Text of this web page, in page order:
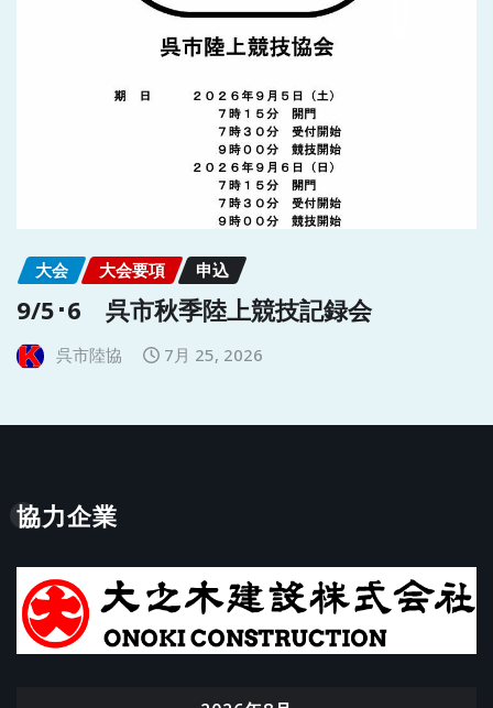
大会 大会要項 申込
9/5･6 呉市秋季陸上競技記録会
呉市陸協 7月 25, 2026
協力企業